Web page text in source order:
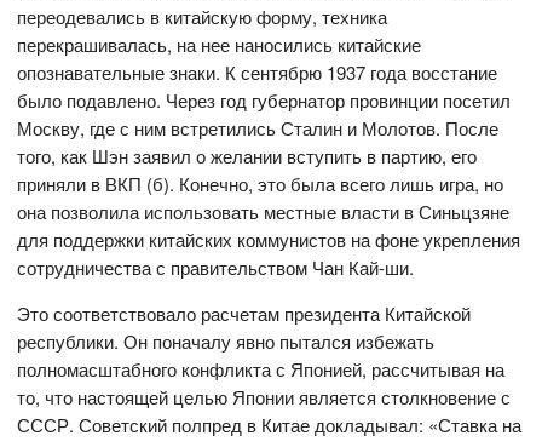
переодевались в китайскую форму, техника
перекрашивалась, на нее наносились китайские
опознавательные знаки. К сентябрю 1937 года восстание
было подавлено. Через год губернатор провинции посетил
Москву, где с ним встретились Сталин и Молотов. После
того, как Шэн заявил о желании вступить в партию, его
приняли в ВКП (б). Конечно, это была всего лишь игра, но
она позволила использовать местные власти в Синьцзяне
для поддержки китайских коммунистов на фоне укрепления
сотрудничества с правительством Чан Кай-ши.
Это соответствовало расчетам президента Китайской
республики. Он поначалу явно пытался избежать
полномасштабного конфликта с Японией, рассчитывая на
то, что настоящей целью Японии является столкновение с
СССР. Советский полпред в Китае докладывал: «Ставка на